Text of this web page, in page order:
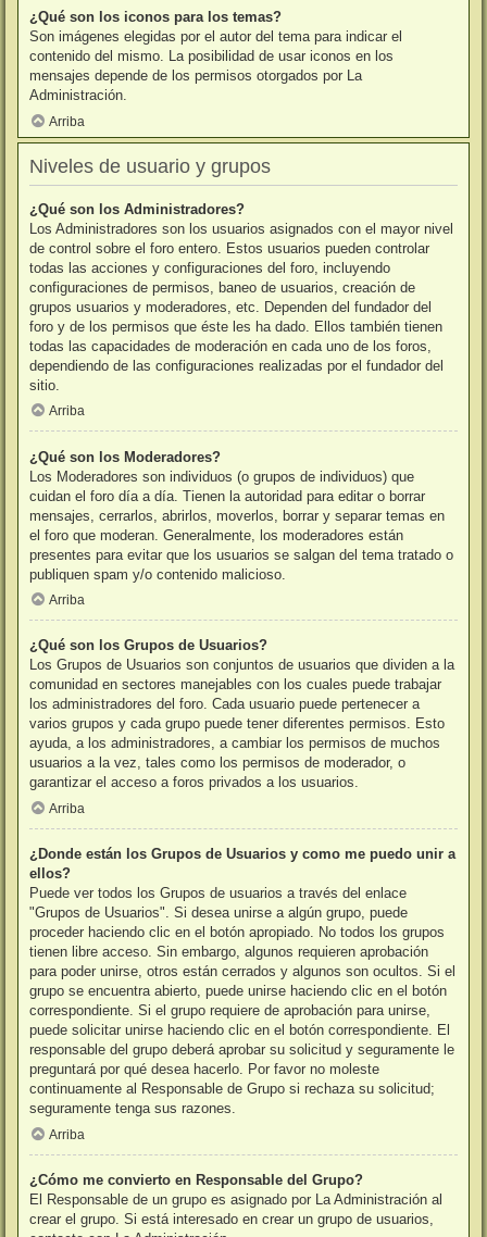
¿Qué son los iconos para los temas?
Son imágenes elegidas por el autor del tema para indicar el
contenido del mismo. La posibilidad de usar iconos en los
mensajes depende de los permisos otorgados por La
Administración.
Arriba
Niveles de usuario y grupos
¿Qué son los Administradores?
Los Administradores son los usuarios asignados con el mayor nivel
de control sobre el foro entero. Estos usuarios pueden controlar
todas las acciones y configuraciones del foro, incluyendo
configuraciones de permisos, baneo de usuarios, creación de
grupos usuarios y moderadores, etc. Dependen del fundador del
foro y de los permisos que éste les ha dado. Ellos también tienen
todas las capacidades de moderación en cada uno de los foros,
dependiendo de las configuraciones realizadas por el fundador del
sitio.
Arriba
¿Qué son los Moderadores?
Los Moderadores son individuos (o grupos de individuos) que
cuidan el foro día a día. Tienen la autoridad para editar o borrar
mensajes, cerrarlos, abrirlos, moverlos, borrar y separar temas en
el foro que moderan. Generalmente, los moderadores están
presentes para evitar que los usuarios se salgan del tema tratado o
publiquen spam y/o contenido malicioso.
Arriba
¿Qué son los Grupos de Usuarios?
Los Grupos de Usuarios son conjuntos de usuarios que dividen a la
comunidad en sectores manejables con los cuales puede trabajar
los administradores del foro. Cada usuario puede pertenecer a
varios grupos y cada grupo puede tener diferentes permisos. Esto
ayuda, a los administradores, a cambiar los permisos de muchos
usuarios a la vez, tales como los permisos de moderador, o
garantizar el acceso a foros privados a los usuarios.
Arriba
¿Donde están los Grupos de Usuarios y como me puedo unir a
ellos?
Puede ver todos los Grupos de usuarios a través del enlace
"Grupos de Usuarios". Si desea unirse a algún grupo, puede
proceder haciendo clic en el botón apropiado. No todos los grupos
tienen libre acceso. Sin embargo, algunos requieren aprobación
para poder unirse, otros están cerrados y algunos son ocultos. Si el
grupo se encuentra abierto, puede unirse haciendo clic en el botón
correspondiente. Si el grupo requiere de aprobación para unirse,
puede solicitar unirse haciendo clic en el botón correspondiente. El
responsable del grupo deberá aprobar su solicitud y seguramente le
preguntará por qué desea hacerlo. Por favor no moleste
continuamente al Responsable de Grupo si rechaza su solicitud;
seguramente tenga sus razones.
Arriba
¿Cómo me convierto en Responsable del Grupo?
El Responsable de un grupo es asignado por La Administración al
crear el grupo. Si está interesado en crear un grupo de usuarios,